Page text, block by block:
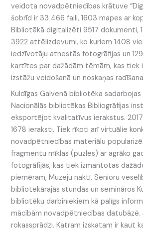
veidota novadpētniecības krātuve
šobrīd ir 33 466 faili, 1603 mapes ar
Bibliotēkā digitalizēti 9517 dokumenti,
3922 attēlizdevumi, ko kuriem 1408
iedzīvotāju atnestās fotogrāfijas un
kartītes par dažādām tēmām, kas
izstāžu veidošanā un noskaņas
Kuldīgas Galvenā bibliotēka sadarbojas
Nacionālās bibliotēkas Bibliogrāfijas
eksportējot kvalitatīvus ierakstus.
1678 ieraksti. Tiek rīkoti arī virtuālie
novadpētniecības materiālu
fragmentu mīklas (puzles) ar agrāko
fotogrāfijās, kas tiek izmantotas
piemēram, Muzeju naktī, Senioru
bibliotekārajās stundās un semināros
bibliotēku darbiniekiem kā palīgs
mācībām novadpētniecības datubāzē.
rokassprādzi. Katram izskatam ir kaut